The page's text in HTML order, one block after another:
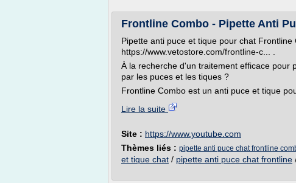
Frontline Combo - Pipette Anti
Pipette anti puce et tique pour chat
https://www.vetostore.com/frontline-c... .
À la recherche d'un traitement efficace pour
par les puces et les tiques ?
Frontline Combo est un anti puce et tique
Lire la suite
Site : https://www.youtube.com
Thèmes liés : pipette anti puce chat frontline
et tique chat / pipette anti puce chat frontline